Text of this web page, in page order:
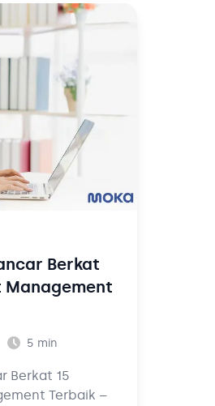
unik karena
dirasakan
juga
begitu
di Indonesia.
Berkat
Management
5 min
Berkat 15
Terbaik –